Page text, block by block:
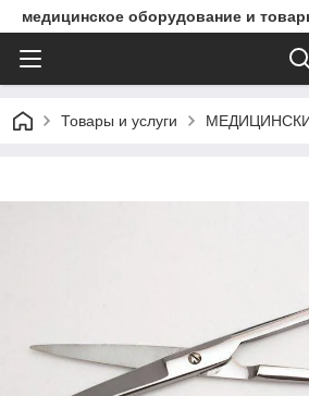
медицинское оборудование и
Товары и услуги